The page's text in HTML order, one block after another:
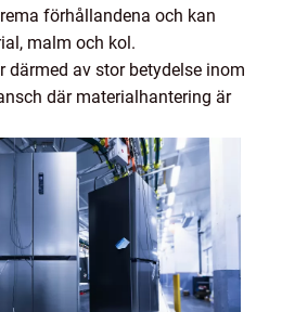
förhållandena och kan
malm och kol.
därmed av stor betydelse inom
där materialhantering är